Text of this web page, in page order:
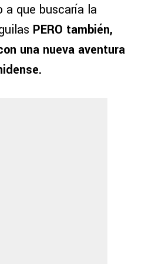
a que buscaría la
PERO también,
una nueva aventura